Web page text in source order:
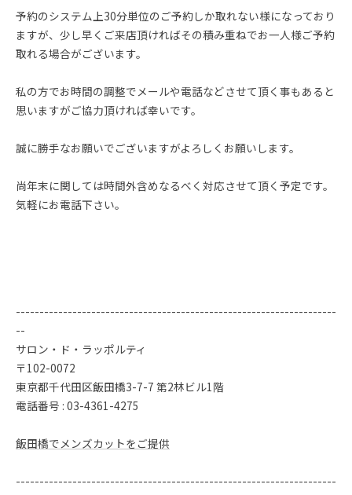
予約のシステム上30分単位のご予約しか取れない様になっており
ますが、少し早くご来店頂ければその積み重ねでお一人様ご予約
取れる場合がございます。
私の方でお時間の調整でメールや電話などさせて頂く事もあると
思いますがご協力頂ければ幸いです。
誠に勝手なお願いでございますがよろしくお願いします。
尚年末に関しては時間外含めなるべく対応させて頂く予定です。
気軽にお電話下さい。
--------------------------------------------------------------------
--
サロン・ド・ラッポルティ
〒102-0072
東京都千代田区飯田橋3-7-7 第2林ビル1階
電話番号 : 03-4361-4275
飯田橋でメンズカットをご提供
--------------------------------------------------------------------